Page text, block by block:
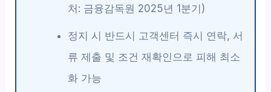
처: 금융감독원 2025년 1분기)
정지 시 반드시 고객센터 즉시 연락, 서
류 제출 및 조건 재확인으로 피해 최소
화 가능